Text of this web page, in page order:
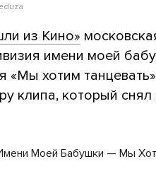
из Кино»
имени моей
«Мы хотим
клипа, который
Моей Бабушки — Мы